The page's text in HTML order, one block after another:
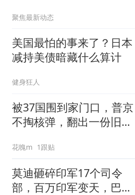
聚焦最新动态
美国最怕的事来了？日本
减持美债暗藏什么算计
健身狂人
被37国围到家门口，普京
不掏核弹，翻出一份旧合
花魄m 1跟贴
莫迪砸碎印军17个司令
部，百万印军变天，巴铁